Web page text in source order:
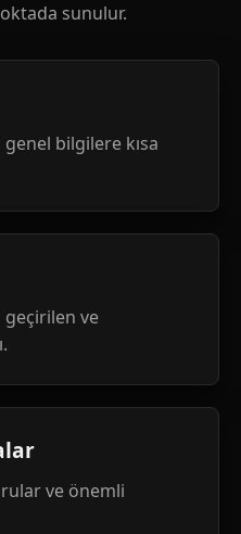
sunulur.
bilgilere kısa
geçirilen ve
ve önemli